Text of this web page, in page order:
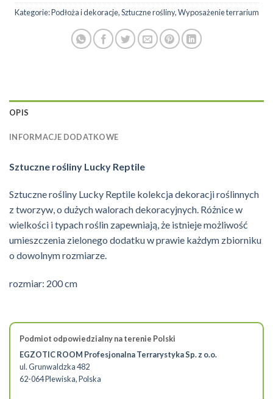
Kategorie:Podłoża i dekoracje,Sztuczne rośliny,Wyposażenie terrarium
OPIS
INFORMACJE DODATKOWE
Sztuczne rośliny Lucky Reptile
Sztuczne rośliny Lucky Reptile kolekcja dekoracji roślinnych
z tworzyw, o dużych walorach dekoracyjnych. Różnice w
wielkości i typach roślin zapewniają, że istnieje możliwość
umieszczenia zielonego dodatku w prawie każdym zbiorniku
o dowolnym rozmiarze.
rozmiar: 200 cm
Podmiot odpowiedzialny na terenie Polski
EGZOTIC ROOM Profesjonalna Terrarystyka Sp. z o.o.
ul. Grunwaldzka 482
62-064 Plewiska, Polska